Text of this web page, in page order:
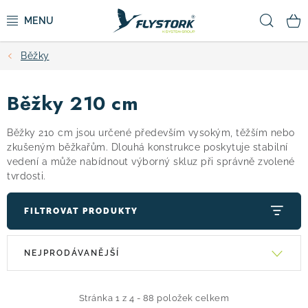
na
CYKLISTIKA
ZIMNÍ SPORTY
KOLOBĚŽKY
OBLEČENÍ A BOTY
DOPLŇKY
CAMPING
VÝPRODEJ
Běžky
Běžky 210 cm
Běžky 210 cm jsou určené především vysokým, těžším nebo
zkušeným běžkařům. Dlouhá konstrukce poskytuje stabilní
vedení a může nabídnout výborný skluz při správně zvolené
tvrdosti.
FILTROVAT PRODUKTY
V
Stránka 1 z 4 - 88 položek celkem
Ř
NEJPRODÁVANĚJŠÍ